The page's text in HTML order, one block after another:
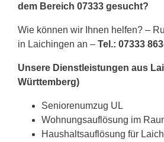
dem Bereich 07333 gesucht?
Wie können wir Ihnen helfen? –
in Laichingen an – Tel.: 07333
Unsere Dienstleistungen aus
Württemberg)
Seniorenumzug UL
Wohnungsauflösung im
Haushaltsauflösung für